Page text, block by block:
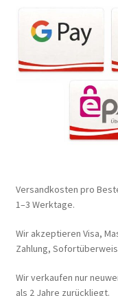
Versandkosten pro
1–3 Werktage.
Wir akzeptieren Visa,
Zahlung,
Wir verkaufen nur
als 2 Jahre zurückliegt.